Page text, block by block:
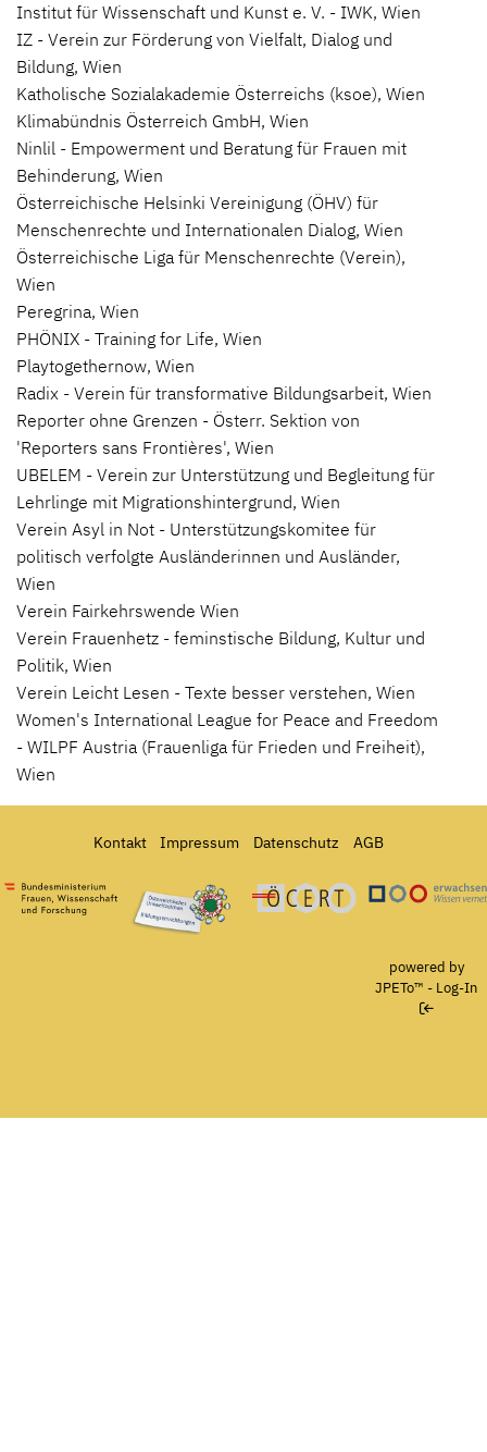
Institut für Wissenschaft und Kunst e. V. - IWK, Wien
IZ - Verein zur Förderung von Vielfalt, Dialog und
Bildung, Wien
Katholische Sozialakademie Österreichs (ksoe), Wien
Klimabündnis Österreich GmbH, Wien
Ninlil - Empowerment und Beratung für Frauen mit
Behinderung, Wien
Österreichische Helsinki Vereinigung (ÖHV) für
Menschenrechte und Internationalen Dialog, Wien
Österreichische Liga für Menschenrechte (Verein),
Wien
Peregrina, Wien
PHÖNIX - Training for Life, Wien
Playtogethernow, Wien
Radix - Verein für transformative Bildungsarbeit, Wien
Reporter ohne Grenzen - Österr. Sektion von
'Reporters sans Frontières', Wien
UBELEM - Verein zur Unterstützung und Begleitung für
Lehrlinge mit Migrationshintergrund, Wien
Verein Asyl in Not - Unterstützungskomitee für
politisch verfolgte Ausländerinnen und Ausländer,
Wien
Verein Fairkehrswende Wien
Verein Frauenhetz - feminstische Bildung, Kultur und
Politik, Wien
Verein Leicht Lesen - Texte besser verstehen, Wien
Women's International League for Peace and Freedom
- WILPF Austria (Frauenliga für Frieden und Freiheit),
Wien
Kontakt Impressum Datenschutz AGB
Bundesministerium für Frauen, Wissenschaft und Forschung
Österreichisches Umweltzeichen für
Ö-Cert
powered by
JPETo™ - Log-In